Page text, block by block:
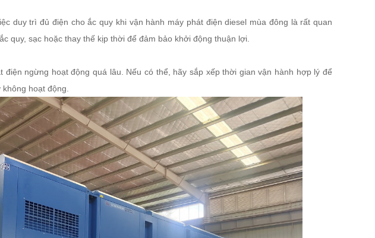
duy trì đủ điện cho ắc quy khi vận hành máy phát điện diesel mùa đông là rất quan
quy, sạc hoặc thay thế kịp thời để đảm bảo khởi động thuận lợi.
ngừng hoạt động quá lâu. Nếu có thể, hãy sắp xếp thời gian vận hành hợp lý để
hoạt động.